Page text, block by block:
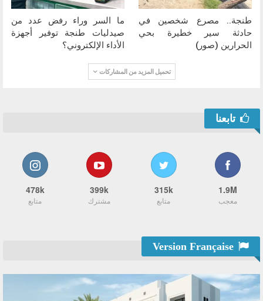
طنجة.. مصرع شخصين في
حادثة سير خطيرة بحي
الحرارين (صور)
ما السر وراء رفض عدد من
صيدليات طنجة توفير أجهزة
الأداء الإلكتروني؟
تحميل المزيد من المشاركات
تابعنا
1.9M
معجب
315k
متابع
399k
مشترك
478k
متابع